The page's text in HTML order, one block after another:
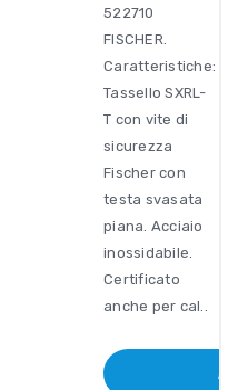
522710
FISCHER.
Caratteristiche:
Tassello SXRL-
T con vite di
sicurezza
Fischer con
testa svasata
piana. Acciaio
inossidabile.
Certificato
anche per cal..